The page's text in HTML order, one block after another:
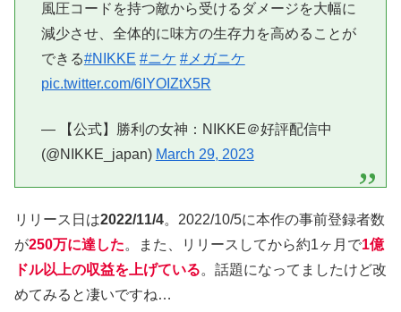
風圧コードを持つ敵から受けるダメージを大幅に
減少させ、全体的に味方の生存力を高めることが
できる#NIKKE #ニケ #メガニケ
pic.twitter.com/6IYOIZtX5R
— 【公式】勝利の女神：NIKKE＠好評配信中
(@NIKKE_japan) March 29, 2023
リリース日は2022/11/4。2022/10/5に本作の事前登録者数
が250万に達した。また、リリースしてから約1ヶ月で1億
ドル以上の収益を上げている。話題になってましたけど改
めてみると凄いですね…